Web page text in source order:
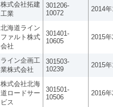
株式会社拓建
工業
301206-
10072
2014
北海道ライン
ファルト株式
会社
301401-
10605
2015
ライン企画工
業株式会社
301503-
10239
2015
株式会社北海
道ロードサー
ビス
301501-
10506
2016